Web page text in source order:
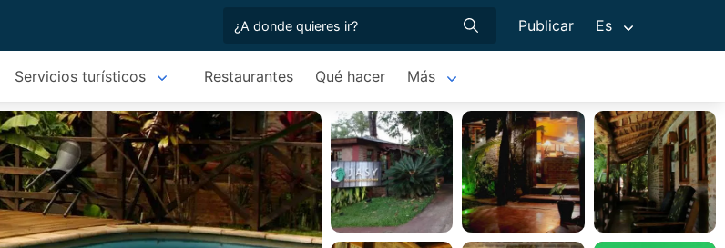
Publicar Es
Servicios turísticos Restaurantes Qué hacer Más